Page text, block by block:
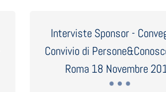
Interviste Sponsor -
Convivio di
Roma 18 Novembre